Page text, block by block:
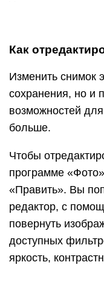
Как
Изменить снимок
сохранения, но и
возможностей
больше.
Чтобы
программе
«Править». Вы
редактор, с
повернуть
доступных
яркость,